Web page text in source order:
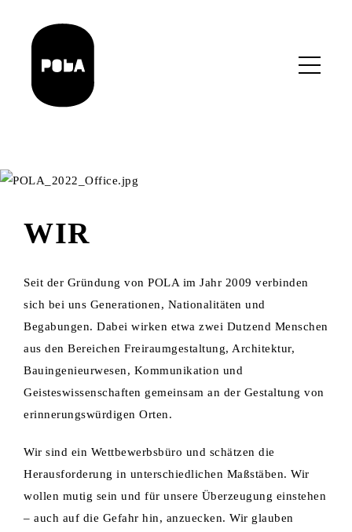
content
WIR
Seit der Gründung von POLA im Jahr 2009 verbinden
sich bei uns Generationen, Nationalitäten und
Begabungen. Dabei wirken etwa zwei Dutzend Menschen
aus den Bereichen Freiraumgestaltung, Architektur,
Bauingenieurwesen, Kommunikation und
Geisteswissenschaften gemeinsam an der Gestaltung von
erinnerungswürdigen Orten.
Wir sind ein Wettbewerbsbüro und schätzen die
Herausforderung in unterschiedlichen Maßstäben. Wir
wollen mutig sein und für unsere Überzeugung einstehen
– auch auf die Gefahr hin, anzuecken. Wir glauben